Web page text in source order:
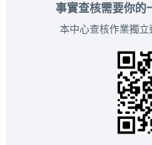
事實查核需要你的
本中心查核作業獨立